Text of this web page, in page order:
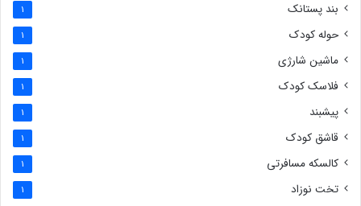
بند پستانک 1
حوله کودک 1
ماشین شارژی 1
فلاسک کودک 1
پیشبند 1
قاشق کودک 1
کالسکه مسافرتی 1
تخت نوزاد 1